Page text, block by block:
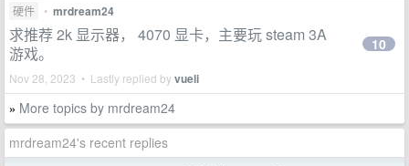
硬件 • mrdream24
求推荐 2k 显示器， 4070 显卡，主要玩 steam 3A
游戏。
Nov 28, 2023 • Lastly replied byvueli
10
» More topics by mrdream24
mrdream24's recent replies